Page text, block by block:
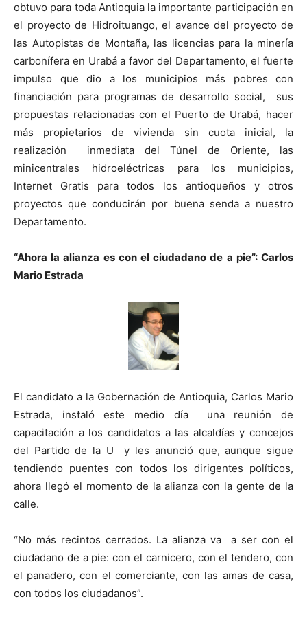
obtuvo para toda Antioquia la importante participación en
el proyecto de Hidroituango, el avance del proyecto de
las Autopistas de Montaña, las licencias para la minería
carbonífera en Urabá a favor del Departamento, el fuerte
impulso que dio a los municipios más pobres con
financiación para programas de desarrollo social, sus
propuestas relacionadas con el Puerto de Urabá, hacer
más propietarios de vivienda sin cuota inicial, la
realización inmediata del Túnel de Oriente, las
minicentrales hidroeléctricas para los municipios,
Internet Gratis para todos los antioqueños y otros
proyectos que conducirán por buena senda a nuestro
Departamento.
“Ahora la alianza es con el ciudadano de a pie”: Carlos
Mario Estrada
El candidato a la Gobernación de Antioquia, Carlos Mario
Estrada, instaló este medio día una reunión de
capacitación a los candidatos a las alcaldías y concejos
del Partido de la U y les anunció que, aunque sigue
tendiendo puentes con todos los dirigentes políticos,
ahora llegó el momento de la alianza con la gente de la
calle.
“No más recintos cerrados. La alianza va a ser con el
ciudadano de a pie: con el carnicero, con el tendero, con
el panadero, con el comerciante, con las amas de casa,
con todos los ciudadanos”.